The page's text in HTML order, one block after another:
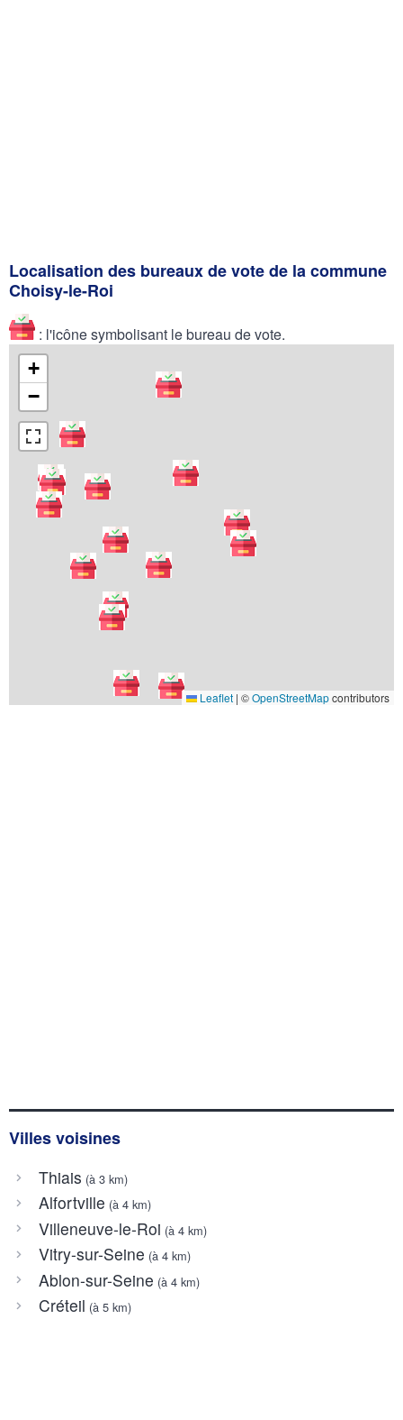
Localisation des bureaux de vote de la commune
Choisy-le-Roi
: l'icône symbolisant le bureau de vote.
+
−
Leaflet | ©OpenStreetMapcontributors
Villes voisines
Thiais (à 3 km)
Alfortville (à 4 km)
Villeneuve-le-Roi (à 4 km)
Vitry-sur-Seine (à 4 km)
Ablon-sur-Seine (à 4 km)
Créteil (à 5 km)